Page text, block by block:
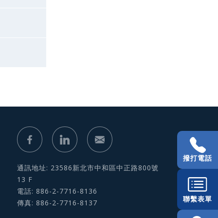
通訊地址: 23586新北市中和區中正路800號
13 F
電話: 886-2-7716-8136
傳真: 886-2-7716-8137
撥打電話
聯繫表單